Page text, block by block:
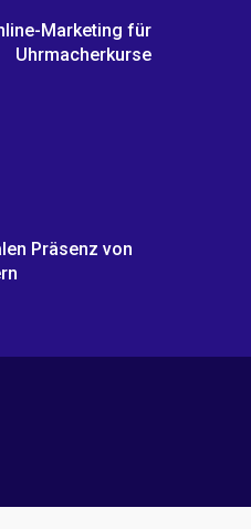
Marketing für
Uhrmacherkurse
Präsenz von